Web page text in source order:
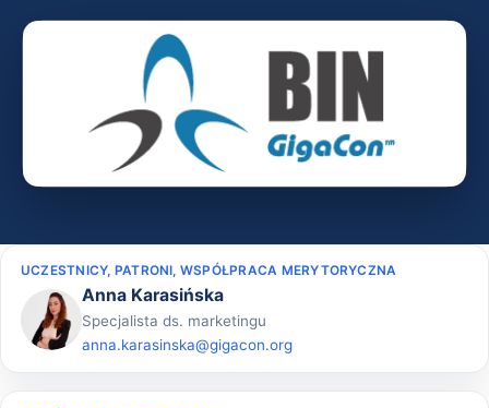
UCZESTNICY, PATRONI, WSPÓŁPRACA MERYTORYCZNA
Anna Karasińska
Specjalista ds. marketingu
anna.karasinska@gigacon.org